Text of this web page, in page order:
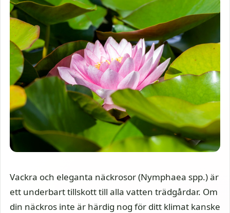
Vackra och eleganta näckrosor (Nymphaea spp.) är
ett underbart tillskott till alla vatten trädgårdar. Om
din näckros inte är härdig nog för ditt klimat kanske